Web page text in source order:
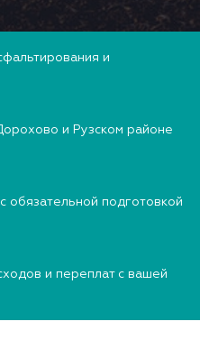
и
и Рузском районе
обязательной подготовкой
и переплат с вашей